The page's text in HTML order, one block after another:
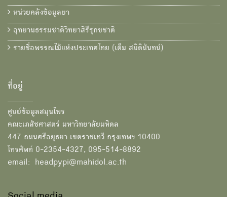
หน่วยคลังข้อมูลยา
อุทยานธรรมชาติวิทยาสิรีรุกขชาติ
รายชื่อพรรณไม้แห่งประเทศไทย (เต็ม สมิตินันทน์)
ที่อยู่
ศูนย์ข้อมูลสมุนไพร
คณะเภสัชศาสตร์ มหาวิทยาลัยมหิดล
447 ถนนศรีอยุธยา เขตราชเทวี กรุงเทพฯ 10400
โทรศัพท์ 0-2354-4327, 095-514-8892
email: headpypi@mahidol.ac.th